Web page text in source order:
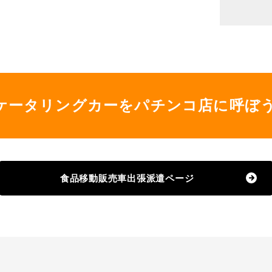
ータリングカーをパチンコ店に呼ぼ
食品移動販売車出張派遣ページ